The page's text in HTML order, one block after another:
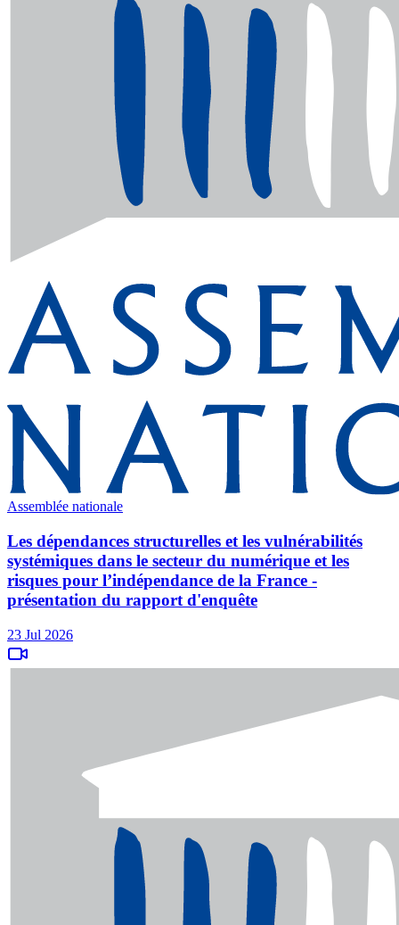
Assemblée nationale
Les dépendances structurelles et les vulnérabilités
systémiques dans le secteur du numérique et les
risques pour l’indépendance de la France -
présentation du rapport d'enquête
23 Jul 2026